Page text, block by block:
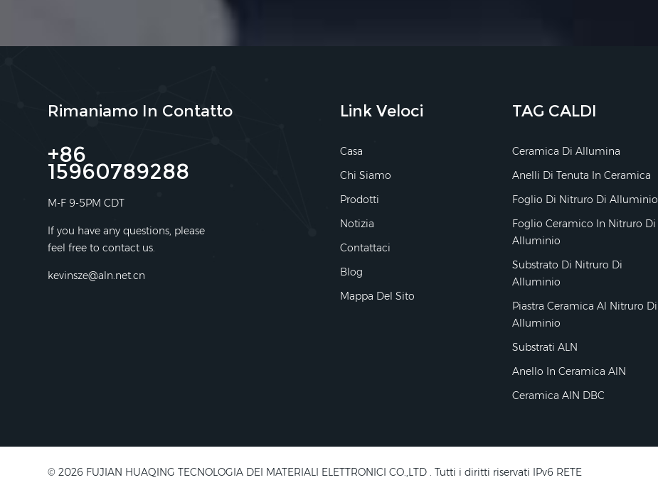
Rimaniamo In Contatto
+86
15960789288
M-F 9-5PM CDT
If you have any questions, please
feel free to contact us.
kevinsze@aln.net.cn
Link Veloci
Casa
Chi Siamo
Prodotti
Notizia
Contattaci
Blog
Mappa Del Sito
TAG CALDI
Ceramica Di Allumina
Anelli Di Tenuta In Ceramica
Foglio Di Nitruro Di Alluminio
Foglio Ceramico In Nitruro Di
Alluminio
Substrato Di Nitruro Di
Alluminio
Piastra Ceramica Al Nitruro Di
Alluminio
Substrati ALN
Anello In Ceramica AlN
Ceramica AlN DBC
© 2026 FUJIAN HUAQING TECNOLOGIA DEI MATERIALI ELETTRONICI CO.,LTD . Tutti i diritti riservati IPv6 RETE